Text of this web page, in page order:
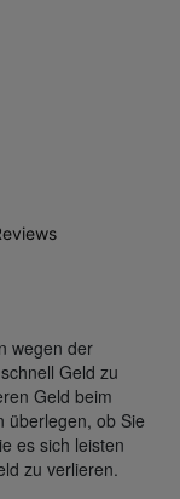
wegen der
Geld zu
Geld beim
überlegen, ob Sie
es sich leisten
zu verlieren.